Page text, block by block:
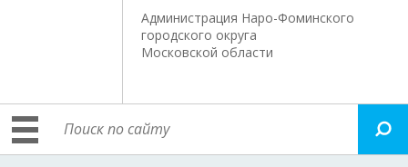
Администрация Наро-Фоминского
городского округа
Московской области